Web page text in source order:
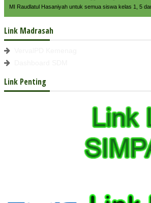
MI Raudlatul Hasaniyah untuk semua siswa kelas 1, 5
Link Madrasah
Link Penting